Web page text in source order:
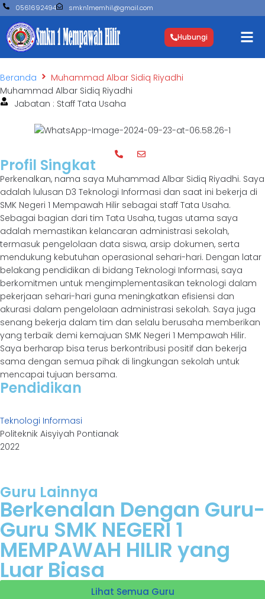
0561692494 smkn1memhil@gmail.com
Hubungi
Beranda
Muhammad Albar Sidiq Riyadhi
Muhammad Albar Sidiq Riyadhi
Jabatan : Staff Tata Usaha
Profil Singkat
Perkenalkan, nama saya Muhammad Albar Sidiq Riyadhi. Saya
adalah lulusan D3 Teknologi Informasi dan saat ini bekerja di
SMK Negeri 1 Mempawah Hilir sebagai staff Tata Usaha.
Sebagai bagian dari tim Tata Usaha, tugas utama saya
adalah memastikan kelancaran administrasi sekolah,
termasuk pengelolaan data siswa, arsip dokumen, serta
mendukung kebutuhan operasional sehari-hari. Dengan latar
belakang pendidikan di bidang Teknologi Informasi, saya
berkomitmen untuk mengimplementasikan teknologi dalam
pekerjaan sehari-hari guna meningkatkan efisiensi dan
akurasi dalam pengelolaan administrasi sekolah. Saya juga
senang bekerja dalam tim dan selalu berusaha memberikan
yang terbaik demi kemajuan SMK Negeri 1 Mempawah Hilir.
Saya berharap bisa terus berkontribusi positif dan bekerja
sama dengan semua pihak di lingkungan sekolah untuk
mencapai tujuan bersama.
Pendidikan
Teknologi Informasi
Politeknik Aisyiyah Pontianak
2022
Guru Lainnya
Berkenalan Dengan Guru-
Guru SMK NEGERI 1
MEMPAWAH HILIR yang
Luar Biasa
Lihat Semua Guru